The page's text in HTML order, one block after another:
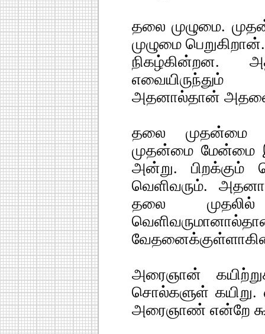
தலை முழுமை.
முழுமை
நிகழ்கின்றன.
அதனால்தான்
தலை முதன்மை
முதன்மை மேன்மை
அன்று. பிறக்கும்
வெளிவரும்.
தலை
அரைஞான்
சொல்களுள்
அரைஞாண் என்றே